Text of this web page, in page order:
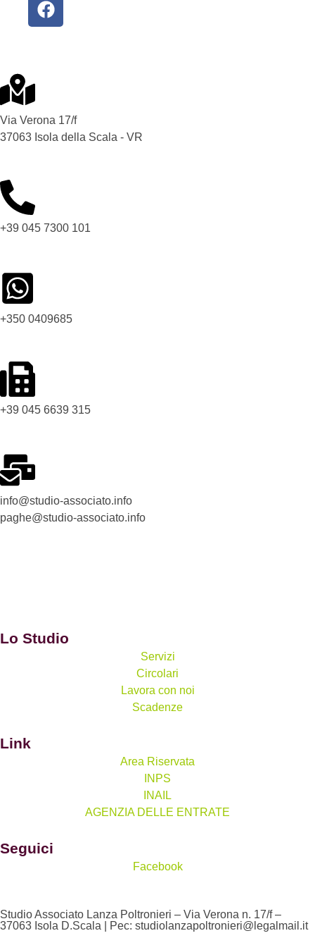
Via Verona 17/f
37063 Isola della Scala - VR
+39 045 7300 101
+350 0409685
+39 045 6639 315
info@studio-associato.info
paghe@studio-associato.info
Lo Studio
Servizi
Circolari
Lavora con noi
Scadenze
Link
Area Riservata
INPS
INAIL
AGENZIA DELLE ENTRATE
Seguici
Facebook
Studio Associato Lanza Poltronieri – Via Verona n. 17/f –
37063 Isola D.Scala | Pec: studiolanzapoltronieri@legalmail.it